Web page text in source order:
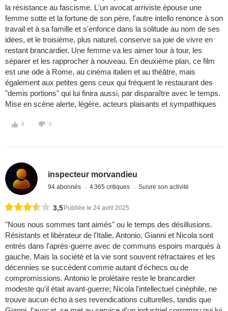
la résistance au fascisme. L'un avocat arriviste épouse une
femme sotte et la fortune de son père, l'autre intello renonce à son
travail et à sa famille et s'enfonce dans la solitude au nom de ses
idées, et le troisième, plus naturel, conserve sa joie de vivre en
restant brancardier. Une femme va les aimer tour à tour, les
séparer et les rapprocher à nouveau. En deuxième plan, ce film
est une ode à Rome, au cinéma italien et au théâtre, mais
également aux petites gens ceux qui fréquent le restaurant des
"demis portions" qui lui finira aussi, par disparaître avec le temps.
Mise en scène alerte, légère, acteurs plaisants et sympathiques
0 0
inspecteur morvandieu
94 abonnés 4 365 critiques Suivre son activité
3,5 Publiée le 24 avril 2025
"Nous nous sommes tant aimés" ou le temps des désillusions.
Résistants et libérateur de l'Italie, Antonio, Gianni et Nicola sont
entrés dans l'après-guerre avec de communs espoirs marqués à
gauche. Mais la société et la vie sont souvent réfractaires et les
décennies se succèdent comme autant d'échecs ou de
compromissions. Antonio le prolétaire reste le brancardier
modeste qu'il était avant-guerre; Nicola l'intellectuel cinéphile, ne
trouve aucun écho à ses revendications culturelles, tandis que